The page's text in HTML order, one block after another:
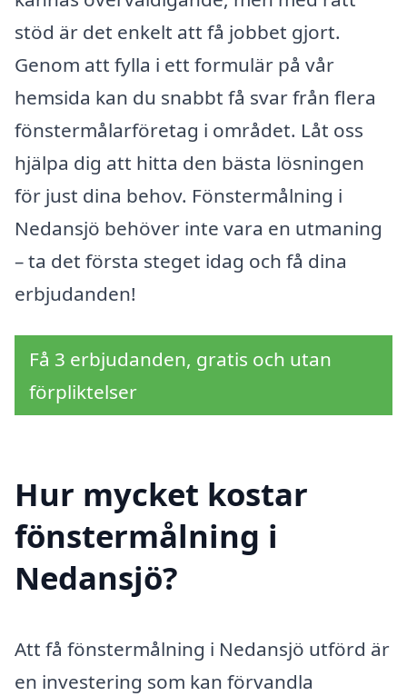
stöd är det enkelt att få jobbet gjort.
Genom att fylla i ett formulär på vår
hemsida kan du snabbt få svar från flera
fönstermålarföretag i området. Låt oss
hjälpa dig att hitta den bästa lösningen
för just dina behov. Fönstermålning i
Nedansjö behöver inte vara en utmaning
– ta det första steget idag och få dina
erbjudanden!
Få 3 erbjudanden, gratis och utan
förpliktelser
Hur mycket kostar
fönstermålning i
Nedansjö?
Att få fönstermålning i Nedansjö utförd är
en investering som kan förvandla